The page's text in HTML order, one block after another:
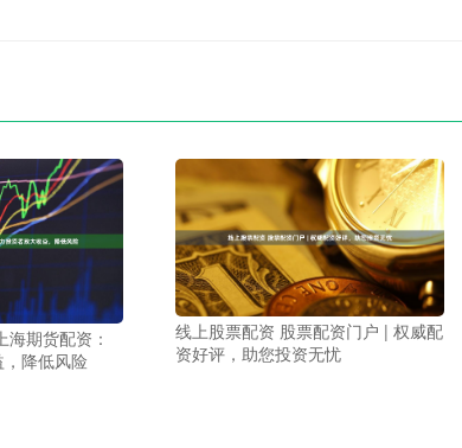
海期货配资：
降低风险
线上股票配资 股票配资门户 | 权威配
资好评，助您投资无忧